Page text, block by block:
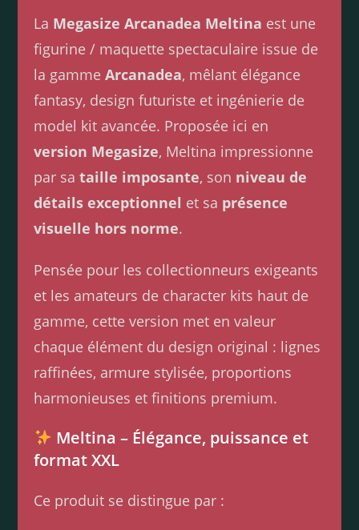
La Megasize Arcanadea Meltina est une
figurine / maquette spectaculaire issue de
la gammeArcanadea, mêlant élégance
fantasy, design futuriste et ingénierie de
model kit avancée. Proposée ici en
version Megasize, Meltina impressionne
par sataille imposante, son niveau de
détails exceptionnel et sa présence
visuelle hors norme.
Pensée pour les collectionneurs exigeants
et les amateurs de character kits haut de
gamme, cette version met en valeur
chaque élément du design original : lignes
raffinées, armure stylisée, proportions
harmonieuses et finitions premium.
Meltina – Élégance, puissance et
format XXL
Ce produit se distingue par :